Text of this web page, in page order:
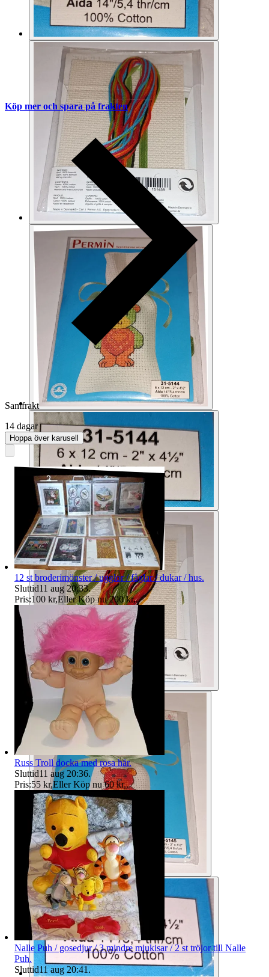
Köp mer och spara på frakten
Samfrakt
14 dagar
Hoppa över karusell
12 st broderimönster / ugglor / fåglar / dukar / hus.
Sluttid11 aug 20:33.
Pris:100 kr,Eller Köp nu 200 kr,.
Russ Troll docka med rosa hår.
Sluttid11 aug 20:36.
Pris:55 kr,Eller Köp nu 60 kr,.
Nalle Puh / gosedjur / 3 mindre mjukisar / 2 st tröjor till Nalle
Puh.
Sluttid11 aug 20:41.